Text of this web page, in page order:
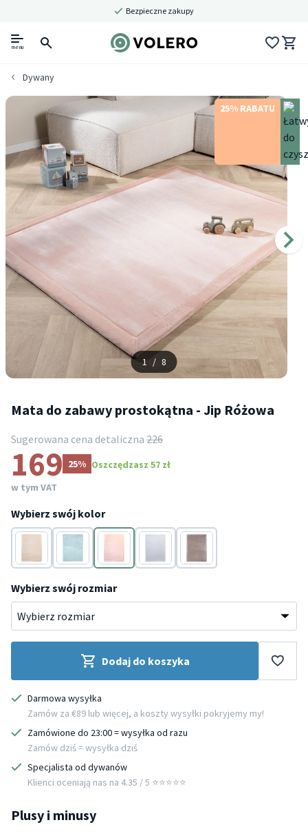
Bezpieczne zakupy
menu
Dywany
25% RABATU
1 / 8
Mata do zabawy prostokątna - Jip Różowa
Sugerowana cena detaliczna 226
169 25% Oszczędzasz 57 zł
w tym VAT
Wybierz swój kolor
KremowyNiebieskiRóżowy Szary
Taupe
Wybierz swój rozmiar
Dodaj do koszyka
Darmowa wysyłka
Zamów za €89 lub więcej, a koszty wysyłki pokryjemy my!
Zamówione do 23:00 = wysyłka od razu
Zamów dziś = wysyłka dziś
Specjalista od dywanów
Klienci oceniają nas na 4.35 / 5 ⭐️⭐️⭐️⭐️⭐️
Plusy i minusy